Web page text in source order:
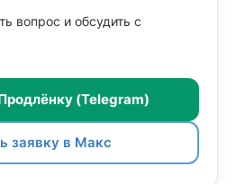
вопрос и обсудить с
(Telegram)
заявку в Макс